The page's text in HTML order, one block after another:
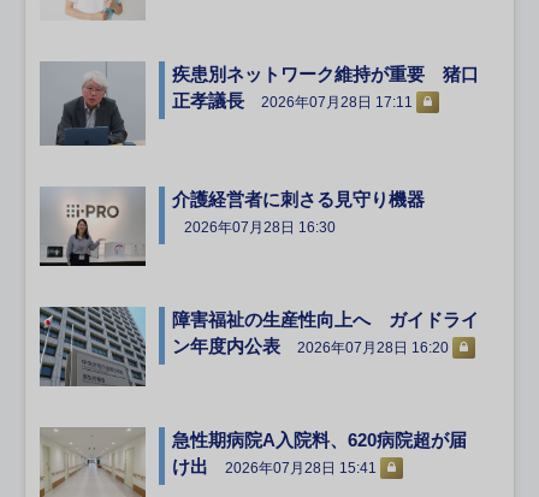
疾患別ネットワーク維持が重要 猪口
正孝議長
2026年07月28日 17:11
介護経営者に刺さる見守り機器
2026年07月28日 16:30
障害福祉の生産性向上へ ガイドライ
ン年度内公表
2026年07月28日 16:20
急性期病院A入院料、620病院超が届
け出
2026年07月28日 15:41